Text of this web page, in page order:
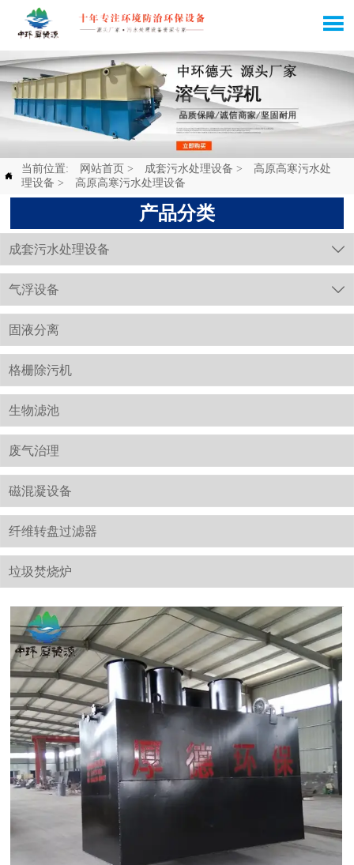


当前位置: 网站首页 > 成套污水处理设备 >
高原高寒污水处
理设备 > 高原高寒污水处理设备
产品分类
成套污水处理设备 
气浮设备 
固液分离
格栅除污机
生物滤池
废气治理
磁混凝设备
纤维转盘过滤器
垃圾焚烧炉